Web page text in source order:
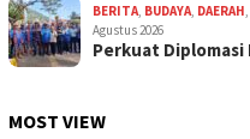
BERITA BUDAYA DAERAH
Agustus 2026
Perkuat
MOST VIEW